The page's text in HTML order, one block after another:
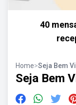
40
Home>Seja Bem
Seja Bem